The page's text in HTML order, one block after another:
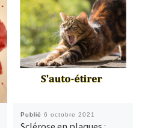
Publié 6 octobre 2021